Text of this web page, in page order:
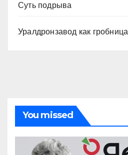
Суть подрыва
Уралдронзавод как гробница
You missed